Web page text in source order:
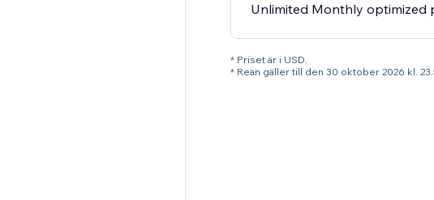
Unlimited Monthly optimized
* Priset är i USD.
* Rean gäller till den 30 oktober 2026 kl.